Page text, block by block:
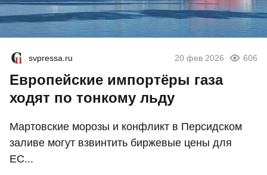
svpressa.ru 20 фев 2026 606
Европейские импортёры газа
ходят по тонкому льду
Мартовские морозы и конфликт в Персидском
заливе могут взвинтить биржевые цены для
ЕС...